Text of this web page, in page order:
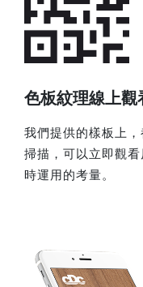
色板紋理線上觀
我們提供的樣板上
掃描，可以立即觀看
時運用的考量。